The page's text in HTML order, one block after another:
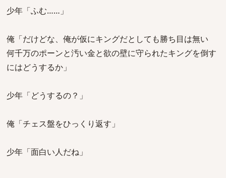
少年「ふむ……」
俺「だけどな、俺が仮にキングだとしても勝ち目は無い
何千万のポーンと汚い金と欲の壁に守られたキングを倒す
にはどうするか」
少年「どうするの？」
俺「チェス盤をひっくり返す」
少年「面白い人だね」